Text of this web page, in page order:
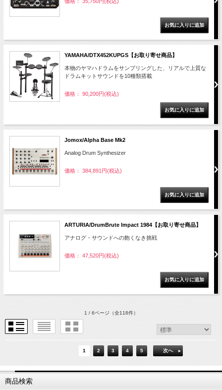
価格： 35,750円(税込)
YAMAHA/DTX452KUPGS【お取り寄せ商品】
本物のヤマハドラムをサンプリングした、リアルで上質な
ドラムキットサウンドを10種類搭載
価格： 90,200円(税込)
Jomox/Alpha Base Mk2
Analog Drum Synthesizer
価格： 384,891円(税込)
ARTURIA/DrumBrute Impact 1984【お取り寄せ商品】
アナログ・サウンドへの飽くなき挑戦
価格： 47,520円(税込)
1 / 6ページ（全118件）
1 2 3 4 5 次へ
商品検索